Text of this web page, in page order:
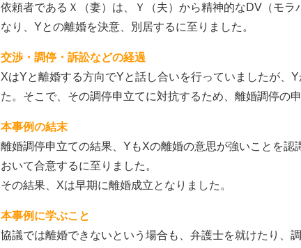
依頼者であるＸ（妻）は、Ｙ（夫）から精神的なDV（モ
なり、Yとの離婚を決意、別居するに至りました。
交渉・調停・訴訟などの経過
XはYと離婚する方向でYと話し合いを行っていましたが、
た。そこで、その調停申立てに対抗するため、離婚調停の
本事例の結末
離婚調停申立ての結果、YもXの離婚の意思が強いことを認
おいて合意するに至りました。
その結果、Xは早期に離婚成立となりました。
本事例に学ぶこと
協議では離婚できないという場合も、弁護士を就けたり、